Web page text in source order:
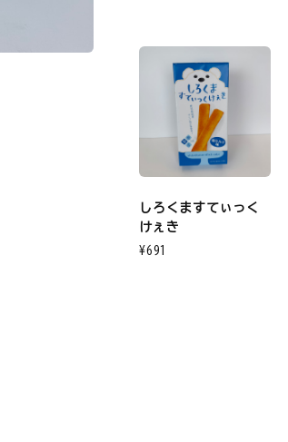
しろくますてぃっく
けぇき
¥691